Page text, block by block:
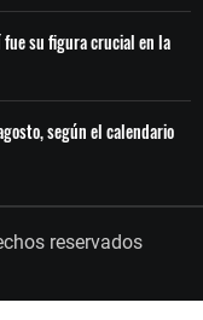
fue su figura crucial en la
según el calendario
reservados